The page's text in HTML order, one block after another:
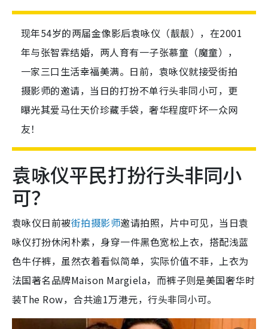
现年54岁的两届金像影后袁咏仪（靓靓），在2001
年与张智霖结婚，两人育有一子张慕童（魔童），
一家三口生活幸福美满。日前，袁咏仪就接受街拍
摄影师的邀请，当日的打扮不单行头非同小可，更
曝光其爱马仕天价珍藏手袋，奢华程度吓坏一众网
友！
袁咏仪平民打扮行头非同小
可？
袁咏仪日前被街拍摄影师邀请拍照，片中可见，当日袁
咏仪打扮休闲朴素，身穿一件黑色宽松上衣，搭配浅蓝
色牛仔裤，虽然衣着看似简单，实际价值不菲，上衣为
法国著名品牌Maison Margiela，而裤子则是美国奢华时
装The Row，合共逾1万港元，行头非同小可。